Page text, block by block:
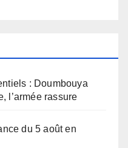
: Doumbouya
l’armée rassure
du 5 août en